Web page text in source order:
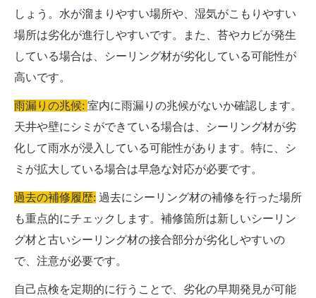
しょう。水が溜まりやすい場所や、湿気がこもりやすい
場所は劣化が進行しやすいです。また、苔やカビが発生
している場合は、シーリング材が劣化している可能性が
高いです。
雨漏りの兆候: 室内に雨漏りの兆候がないか確認します。
天井や壁にシミができている場合は、シーリング材が劣
化して雨水が浸入している可能性があります。特に、シ
ミが拡大している場合は早急な対応が必要です。
過去の補修履歴: 過去にシーリング材の補修を行った場所
も重点的にチェックします。補修箇所は新しいシーリン
グ材と古いシーリング材の接合部分が劣化しやすいの
で、注意が必要です。
自己点検を定期的に行うことで、劣化の早期発見が可能